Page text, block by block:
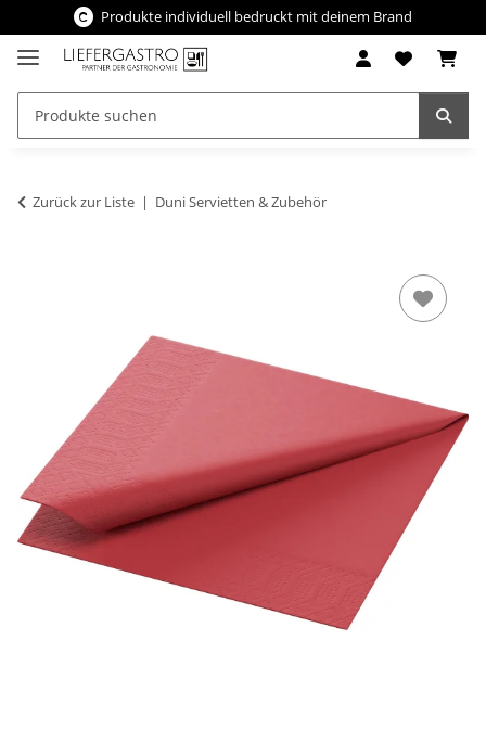
Produkte individuell bedruckt mit deinem Brand
Zurück zur Liste Duni Servietten & Zubehör